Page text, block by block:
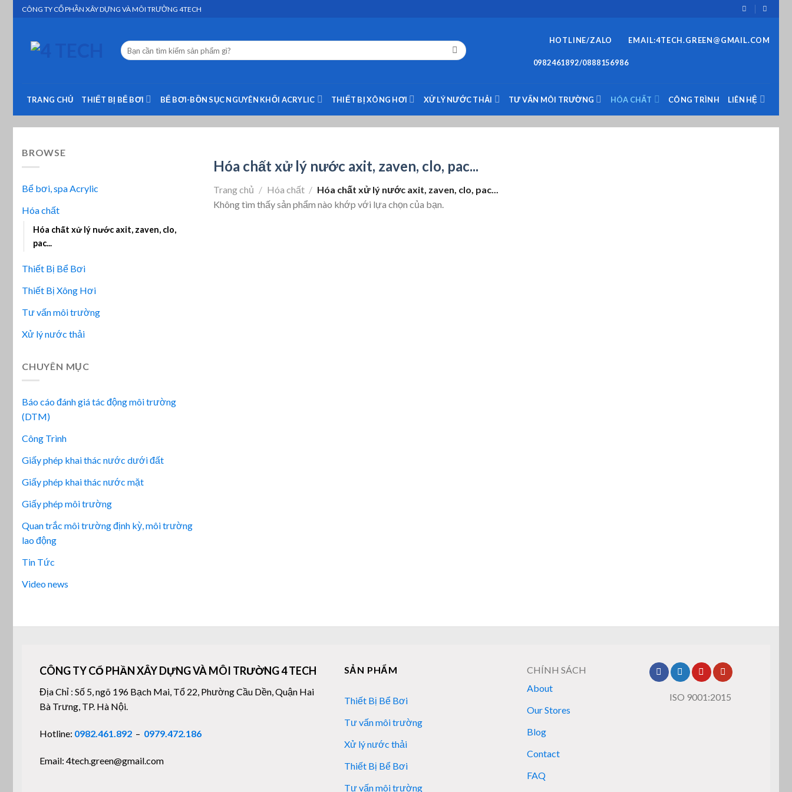
Skip
CÔNG TY CỔ PHẦN XÂY DỰNG VÀ MÔI TRƯỜNG 4TECH
Tìm
kiếm:
HOTLINE/ZALO
0982461892/0888156986
EMAIL:4TECH.GREEN@GMAIL.COM
TRANG CHỦ THIẾT BỊ BỂ BƠI BỂ BƠI-BỒN SỤC NGUYÊN KHỐI ACRYLIC THIẾT BỊ XÔNG HƠI XỬ LÝ NƯỚC THẢI TƯ VẤN MÔI TRƯỜNG HÓA CHẤT CÔNG TRÌNH LIÊN HỆ
BROWSE
Bể bơi, spa Acrylic
Hóa chất
Hóa chất xử lý nước axit, zaven, clo,
pac...
Thiết Bị Bể Bơi
Thiết Bị Xông Hơi
Tư vấn môi trường
Xử lý nước thải
CHUYÊN MỤC
Báo cáo đánh giá tác động môi trường
(DTM)
Công Trình
Giấy phép khai thác nước dưới đất
Giấy phép khai thác nước mặt
Giấy phép môi trường
Quan trắc môi trường định kỳ, môi trường
lao động
Tin Tức
Video news
Hóa chất xử lý nước axit, zaven, clo, pac...
Trang chủ / Hóa chất / Hóa chất xử lý nước axit, zaven, clo, pac...
Không tìm thấy sản phẩm nào khớp với lựa chọn của bạn.
CÔNG TY CỔ PHẦN XÂY DỰNG VÀ MÔI TRƯỜNG 4 TECH
Địa Chỉ : Số 5, ngõ 196 Bạch Mai, Tổ 22, Phường Cầu Dền, Quận Hai
Bà Trưng, TP. Hà Nội.
Hotline: 0982.461.892 – 0979.472.186
Email: 4tech.green@gmail.com
SẢN PHẨM
Thiết Bị Bể Bơi
Tư vấn môi trường
Xử lý nước thải
Thiết Bị Bể Bơi
Tư vấn môi trường
CHÍNH SÁCH
About
Our Stores
Blog
Contact
FAQ
ISO 9001:2015